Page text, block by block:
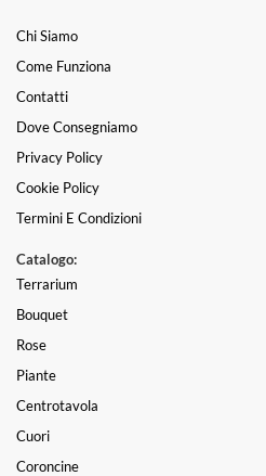
Chi Siamo
Come Funziona
Contatti
Dove Consegniamo
Privacy Policy
Cookie Policy
Termini E Condizioni
Catalogo:
Terrarium
Bouquet
Rose
Piante
Centrotavola
Cuori
Coroncine